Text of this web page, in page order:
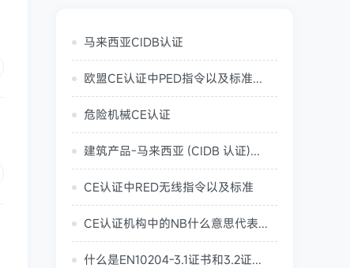
马来西亚CIDB认证
欧盟CE认证中PED指令以及标准详细说明
危险机械CE认证
建筑产品-马来西亚 (CIDB 认证)Malaysia (CIDB Certification)
CE认证中RED无线指令以及标准
CE认证机构中的NB什么意思代表着什么？
什么是EN10204-3.1证书和3.2证书？什么是PED-4.3证书？